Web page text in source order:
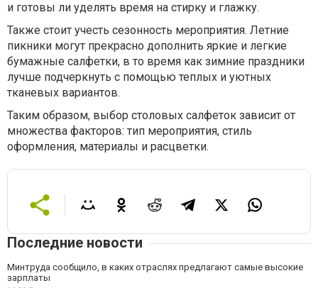
и готовы ли уделять время на стирку и глажку.
Также стоит учесть сезонность мероприятия. Летние
пикники могут прекрасно дополнить яркие и легкие
бумажные салфетки, в то время как зимние праздники
лучше подчеркнуть с помощью теплых и уютных
тканевых вариантов.
Таким образом, выбор столовых салфеток зависит от
множества факторов: тип мероприятия, стиль
оформления, материалы и расцветки.
Последние новости
Минтруда сообщило, в каких отраслях предлагают самые высокие
зарплаты